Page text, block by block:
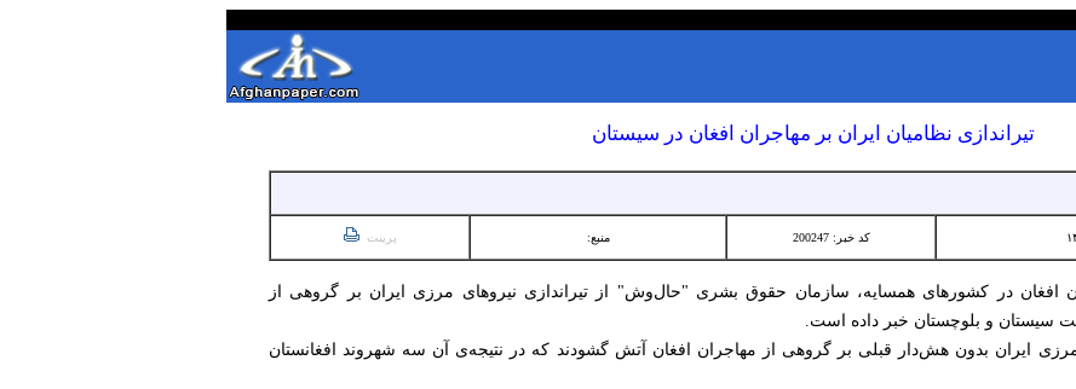
تیراندازی نظامیان ایران بر مهاجران افغان در سیستان‌
کد خبر: 200247 منبع: پرینت
افغان در کشورهای همسایه، سازمان حقوق بشری "حال‌وش" از تیراندازی نیروهای مرزی ایران بر گروهی از
سیستان ‌و بلوچستان خبر داده است.
ایران بدون هش‌دار قبلی بر گروهی از مهاجران افغان آتش گشودند که در نتیجه‌ی آن سه شهروند افغانستان